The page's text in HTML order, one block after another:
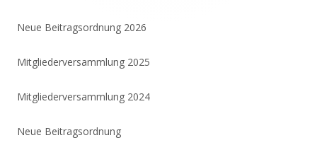
Neue Beitragsordnung 2026
Mitgliederversammlung 2025
Mitgliederversammlung 2024
Neue Beitragsordnung